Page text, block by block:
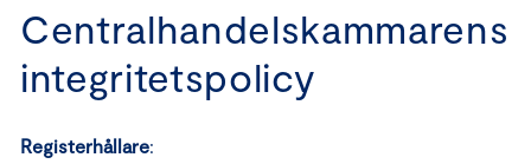
Centralhandelskammarens
integritetspolicy
Registerhållare: